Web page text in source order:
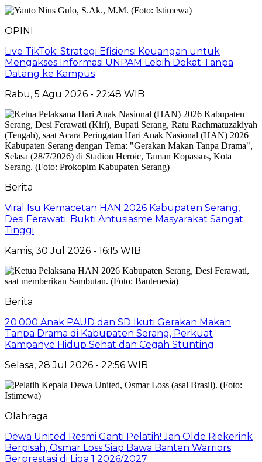
OPINI
Live TikTok: Strategi Efisiensi Keuangan untuk
Mengakses Informasi UNPAM Lebih Dekat Tanpa
Datang ke Kampus
Rabu, 5 Agu 2026 - 22:48 WIB
Berita
Viral Isu Kemacetan HAN 2026 Kabupaten Serang,
Desi Ferawati: Bukti Antusiasme Masyarakat Sangat
Tinggi
Kamis, 30 Jul 2026 - 16:15 WIB
Berita
20.000 Anak PAUD dan SD Ikuti Gerakan Makan
Tanpa Drama di Kabupaten Serang, Perkuat
Kampanye Hidup Sehat dan Cegah Stunting
Selasa, 28 Jul 2026 - 22:56 WIB
Olahraga
Dewa United Resmi Ganti Pelatih! Jan Olde Riekerink
Berpisah, Osmar Loss Siap Bawa Banten Warriors
Berprestasi di Liga 1 2026/2027